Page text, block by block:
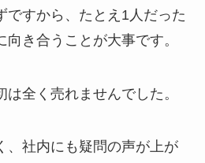
ですから、たとえ1人だった
き合うことが大事です。
全く売れませんでした。
、社内にも疑問の声が上が